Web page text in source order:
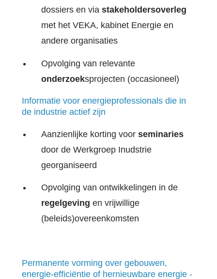
dossiers en via stakeholdersoverleg
met het VEKA, kabinet Energie en
andere organisaties
Opvolging van relevante
onderzoeksprojecten (occasioneel)
Informatie voor energieprofessionals die in
de industrie actief zijn
Aanzienlijke korting voor seminaries
door de Werkgroep Inudstrie
georganiseerd
Opvolging van ontwikkelingen in de
regelgeving en vrijwillige
(beleids)overeenkomsten
Permanente vorming over gebouwen,
energie-efficiëntie of hernieuwbare energie -